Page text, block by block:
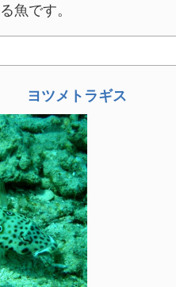
魚です。
ヨツメトラギス